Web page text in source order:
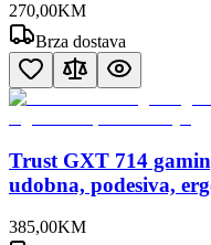
270,00KM
Brza dostava
Trust GXT 714
udobna, podesiva,
385,00KM